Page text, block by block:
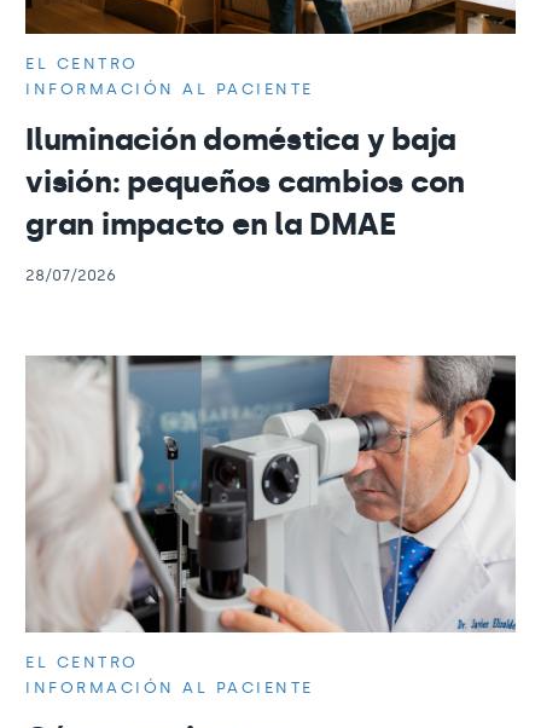
EL CENTRO
INFORMACIÓN AL PACIENTE
Iluminación doméstica y baja
visión: pequeños cambios con
gran impacto en la DMAE
28/07/2026
EL CENTRO
INFORMACIÓN AL PACIENTE